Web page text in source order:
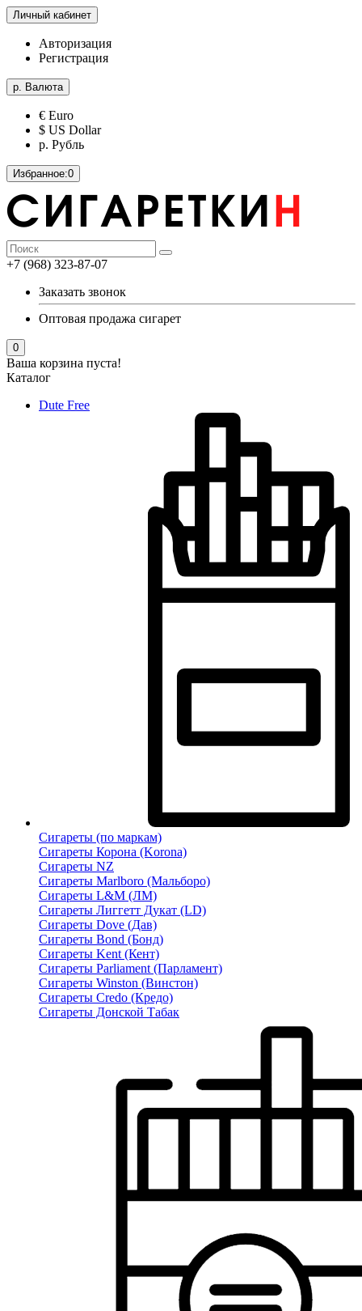
Личный кабинет
Авторизация
Регистрация
р. Валюта
€ Euro
$ US Dollar
р. Рубль
Избранное:0
+7 (968) 323-87-07
Заказать звонок
Оптовая продажа сигарет
0
Ваша корзина пуста!
Каталог
Dute Free
Сигареты (по маркам)
Сигареты Корона (Korona)
Сигареты NZ
Сигареты Marlboro (Мальборо)
Сигареты L&M (ЛМ)
Сигареты Лиггетт Дукат (LD)
Сигареты Dove (Дав)
Сигареты Bond (Бонд)
Сигареты Kent (Кент)
Сигареты Parliament (Парламент)
Сигареты Winston (Винстон)
Сигареты Credo (Кредо)
Сигареты Донской Табак